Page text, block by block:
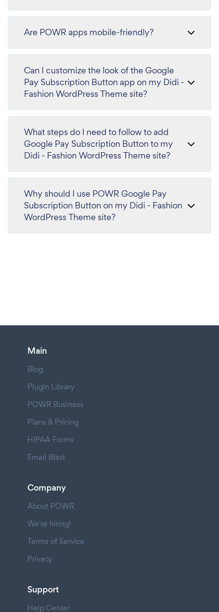
Are POWR apps mobile-friendly?
Can I customize the look of the Google
Pay Subscription Button app on my Didi -
Fashion WordPress Theme site?
What steps do I need to follow to add
Google Pay Subscription Button to my
Didi - Fashion WordPress Theme site?
Why should I use POWR Google Pay
Subscription Button on my Didi - Fashion
WordPress Theme site?
Main
Blog
Plugin Library
POWR Business
Plans & Pricing
HIPAA Forms
Email Blast
Company
About POWR
We're hiring!
Terms of Service
Privacy
Support
Help Center